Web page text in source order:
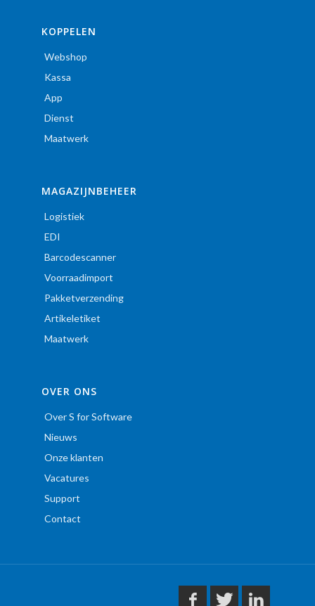
KOPPELEN
Webshop
Kassa
App
Dienst
Maatwerk
MAGAZIJNBEHEER
Logistiek
EDI
Barcodescanner
Voorraadimport
Pakketverzending
Artikeletiket
Maatwerk
OVER ONS
Over S for Software
Nieuws
Onze klanten
Vacatures
Support
Contact